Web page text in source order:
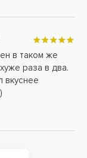
в таком же
раза в два.
вкуснее